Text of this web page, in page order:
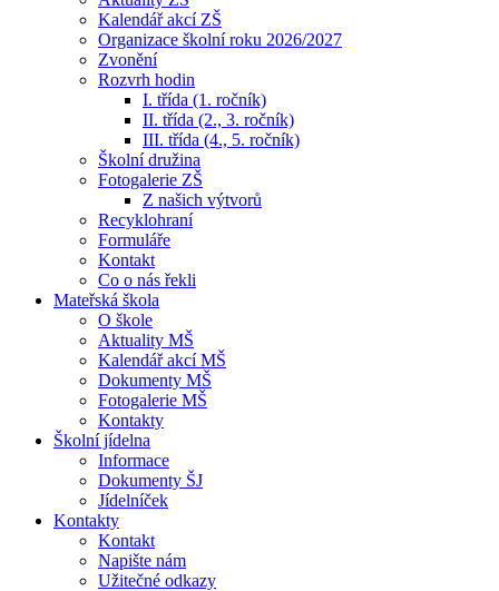
Kalendář akcí ZŠ
Organizace školní roku 2026/2027
Zvonění
Rozvrh hodin
I. třída (1. ročník)
II. třída (2., 3. ročník)
III. třída (4., 5. ročník)
Školní družina
Fotogalerie ZŠ
Z našich výtvorů
Recyklohraní
Formuláře
Kontakt
Co o nás řekli
Mateřská škola
O škole
Aktuality MŠ
Kalendář akcí MŠ
Dokumenty MŠ
Fotogalerie MŠ
Kontakty
Školní jídelna
Informace
Dokumenty ŠJ
Jídelníček
Kontakty
Kontakt
Napište nám
Užitečné odkazy